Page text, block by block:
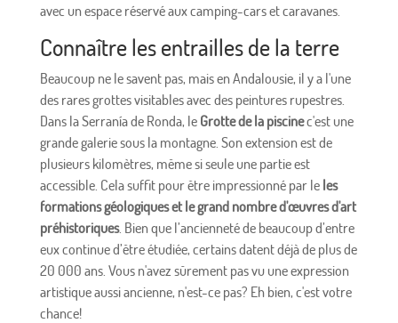
avec un espace réservé aux camping-cars et caravanes.
Connaître les entrailles de la terre
Beaucoup ne le savent pas, mais en Andalousie, il y a l'une
des rares grottes visitables avec des peintures rupestres.
Dans la Serranía de Ronda, le Grotte de la piscinec'est une
grande galerie sous la montagne. Son extension est de
plusieurs kilomètres, même si seule une partie est
accessible. Cela suffit pour être impressionné par le les
formations géologiques et le grand nombre d'œuvres d'art
préhistoriques. Bien que l’ancienneté de beaucoup d’entre
eux continue d’être étudiée, certains datent déjà de plus de
20 000 ans. Vous n'avez sûrement pas vu une expression
artistique aussi ancienne, n'est-ce pas? Eh bien, c'est votre
chance!